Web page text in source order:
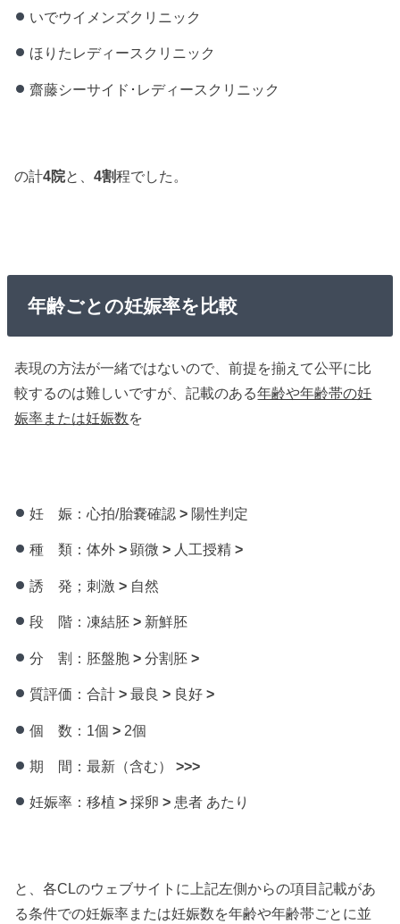
いでウイメンズクリニック
ほりたレディースクリニック
齋藤シーサイド･レディースクリニック
の計4院と、4割程でした。
年齢ごとの妊娠率を比較
表現の方法が一緒ではないので、前提を揃えて公平に比
較するのは難しいですが、記載のある年齢や年齢帯の妊
娠率または妊娠数を
妊 娠：心拍/胎嚢確認 >陽性判定
種 類：体外 >顕微 >人工授精 >
誘 発；刺激 >自然
段 階：凍結胚 >新鮮胚
分 割：胚盤胞 >分割胚 >
質評価：合計 >最良 >良好 >
個 数：1個 >2個
期 間：最新（含む） >>>
妊娠率：移植 >採卵 >患者 あたり
と、各CLのウェブサイトに上記左側からの項目記載があ
る条件での妊娠率または妊娠数を年齢や年齢帯ごとに並